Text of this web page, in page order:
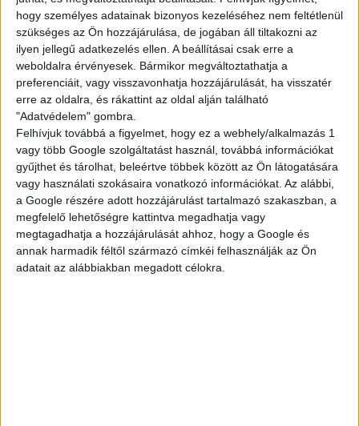
hogy személyes adatainak bizonyos kezeléséhez nem feltétlenül
szükséges az Ön hozzájárulása, de jogában áll tiltakozni az
ilyen jellegű adatkezelés ellen. A beállításai csak erre a
weboldalra érvényesek. Bármikor megváltoztathatja a
preferenciáit, vagy visszavonhatja hozzájárulását, ha visszatér
erre az oldalra, és rákattint az oldal alján található
"Adatvédelem" gombra.
Felhívjuk továbbá a figyelmet, hogy ez a webhely/alkalmazás 1
vagy több Google szolgáltatást használ, továbbá információkat
gyűjthet és tárolhat, beleértve többek között az Ön látogatására
vagy használati szokásaira vonatkozó információkat. Az alábbi,
a Google részére adott hozzájárulást tartalmazó szakaszban, a
megfelelő lehetőségre kattintva megadhatja vagy
megtagadhatja a hozzájárulását ahhoz, hogy a Google és
annak harmadik féltől származó címkéi felhasználják az Ön
adatait az alábbiakban megadott célokra.
és Pizza Hut éttermeknél
Ha itt dolgozol, sosem maradsz éhesen!
A munka mellett a szórakozás is fontos! Folyamatos tréningeken
és csapatépítőkön vehetsz részt.
JELENTKEZÉS
KÉRDÉSED VAN?